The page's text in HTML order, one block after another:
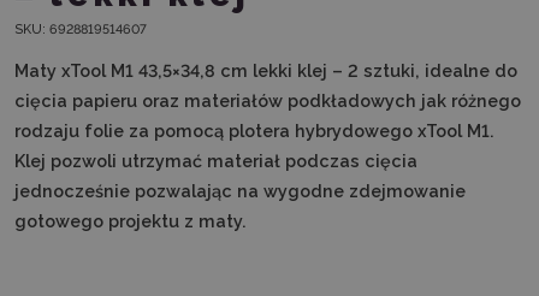
SKU: 6928819514607
Maty xTool M1 43,5×34,8 cm lekki klej – 2 sztuki, idealne do
cięcia papieru oraz materiałów podkładowych jak różnego
rodzaju folie za pomocą plotera hybrydowego xTool M1.
Klej pozwoli utrzymać materiał podczas cięcia
jednocześnie pozwalając na wygodne zdejmowanie
gotowego projektu z maty.